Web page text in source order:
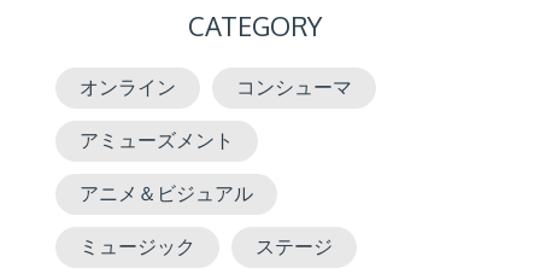
CATEGORY
オンライン コンシューマ
アミューズメント
アニメ＆ビジュアル
ミュージック ステージ